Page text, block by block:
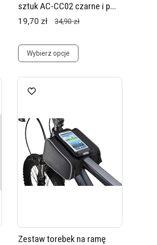
sztuk AC-CC02 czarne i p...
19,70 zł 34,90 zł
Wybierz opcje
Zestaw torebek na ramę